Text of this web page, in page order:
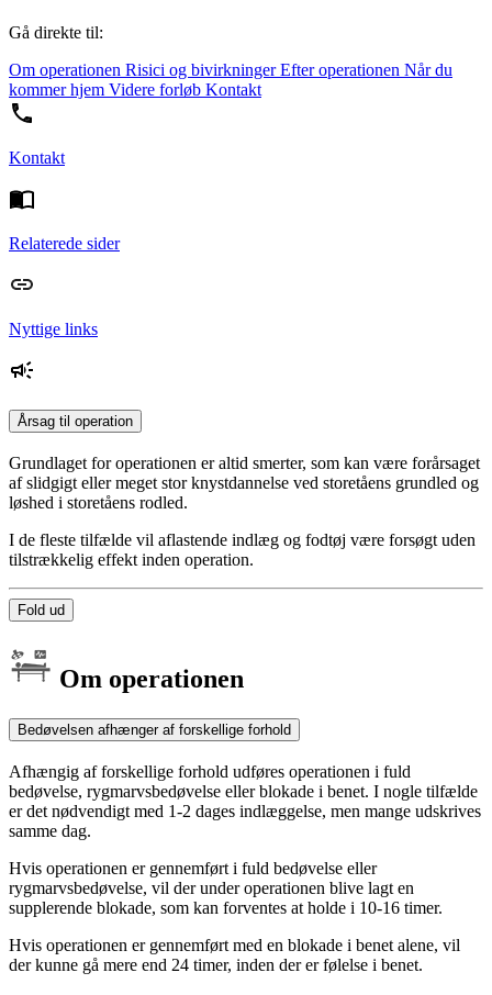
Gå direkte til:
Om operationen Risici og bivirkningerEfter operationen Når du
kommer hjem Videre forløb Kontakt
Kontakt
Relaterede sider
Nyttige links
Årsag til operation
Grundlaget for operationen er altid smerter, som kan være forårsaget
af slidgigt eller meget stor knystdannelse ved storetåens grundled og
løshed i storetåens rodled.
I de fleste tilfælde vil aflastende indlæg og fodtøj være forsøgt uden
tilstrækkelig effekt inden operation.
Fold ud
Om operationen
Bedøvelsen afhænger af forskellige forhold
Afhængig af forskellige forhold udføres operationen i fuld
bedøvelse, rygmarvsbedøvelse eller blokade i benet. I nogle tilfælde
er det nødvendigt med 1-2 dages indlæggelse, men mange udskrives
samme dag.
Hvis operationen er gennemført i fuld bedøvelse eller
rygmarvsbedøvelse, vil der under operationen blive lagt en
supplerende blokade, som kan forventes at holde i 10-16 timer.
Hvis operationen er gennemført med en blokade i benet alene, vil
der kunne gå mere end 24 timer, inden der er følelse i benet.